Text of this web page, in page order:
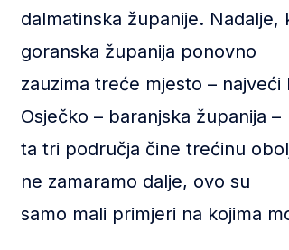
dalmatinska županije.
goranska županija ponovno
zauzima treće mjesto –
Osječko – baranjska županija –
ta tri područja čine trećinu
ne zamaramo dalje, ovo su
samo mali primjeri na kojima